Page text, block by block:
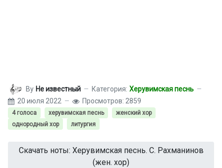
By Не известный Категория: Херувимская песнь
20 июля 2022
Просмотров: 2859
4 голоса херувимская песнь
женский хор
однородный хор
литургия
Скачать ноты: Херувимская песнь. С. Рахманинов
(жен. хор)